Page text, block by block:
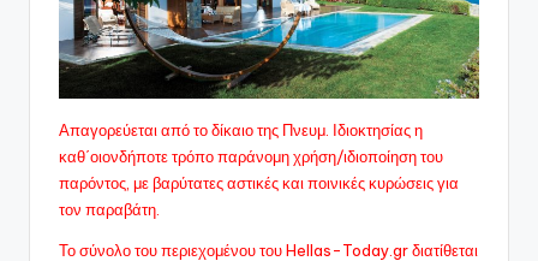
Απαγορεύεται από το δίκαιο της Πνευμ. Ιδιοκτησίας η
καθ΄οιονδήποτε τρόπο παράνομη χρήση/ιδιοποίηση του
παρόντος, με βαρύτατες αστικές και ποινικές κυρώσεις για
τον παραβάτη.
Το σύνολο του περιεχομένου του Hellas-Today.gr διατίθεται